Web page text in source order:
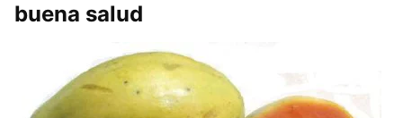
buena salud